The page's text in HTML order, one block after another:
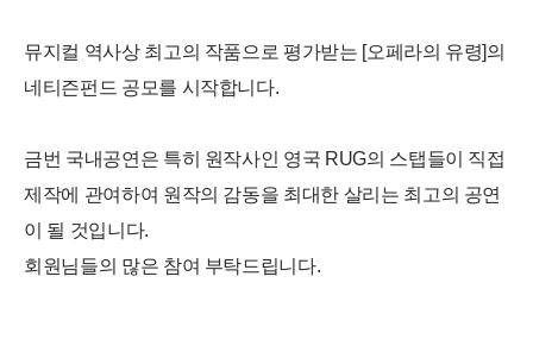
뮤지컬 역사상 최고의 작품으로 평가받는 [오페라의 유령]의
네티즌펀드 공모를 시작합니다.
금번 국내공연은 특히 원작사인 영국 RUG의 스탭들이 직접
제작에 관여하여 원작의 감동을 최대한 살리는 최고의 공연
이 될 것입니다.
회원님들의 많은 참여 부탁드립니다.